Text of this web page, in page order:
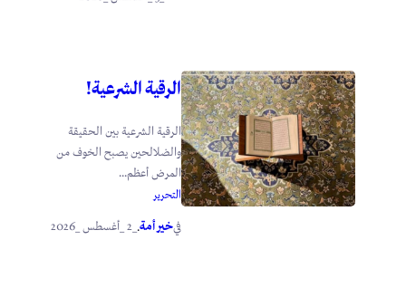
الرقية الشرعية!
الرقية الشرعية بين الحقيقة
والضلالحين يصبح الخوف من
المرض أعظم...
التحرير
فيخير أمة.